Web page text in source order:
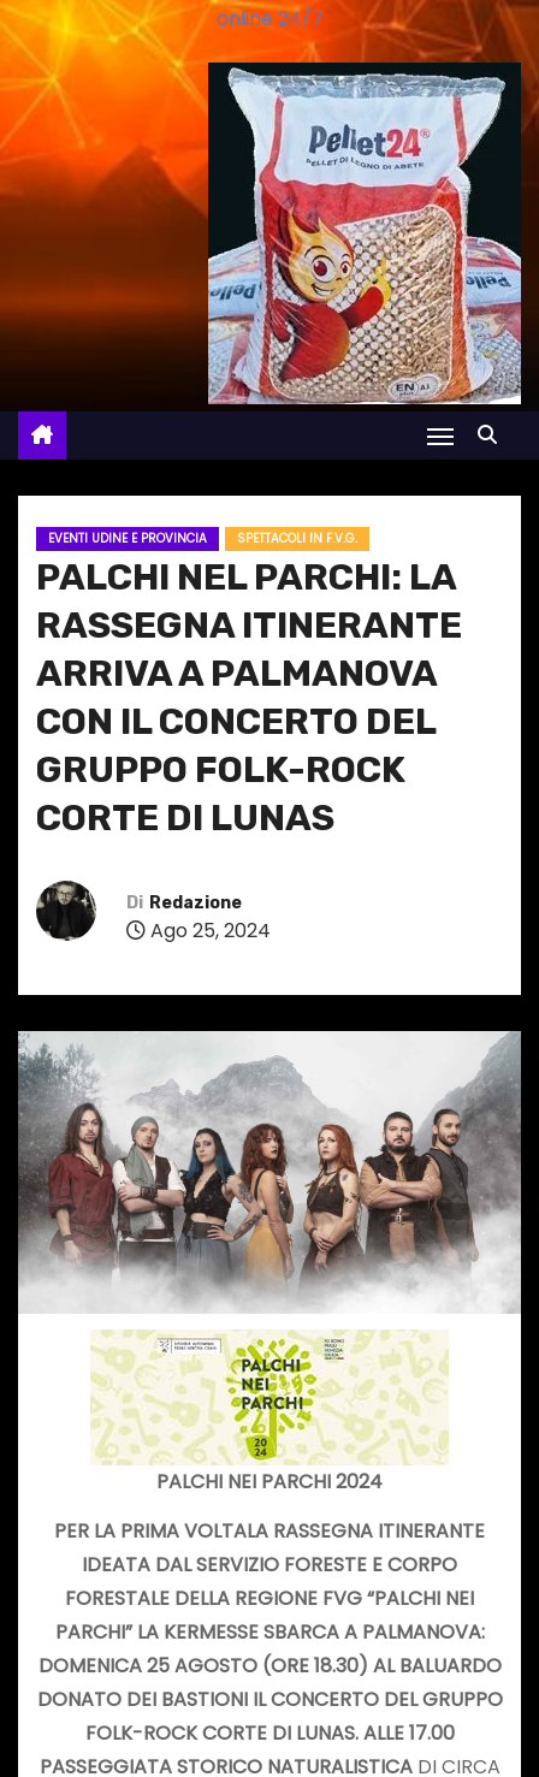
online 24/7
EVENTI UDINE E PROVINCIA SPETTACOLI IN F.V.G.
PALCHI NEL PARCHI: LA
RASSEGNA ITINERANTE
ARRIVA A PALMANOVA
CON IL CONCERTO DEL
GRUPPO FOLK-ROCK
CORTE DI LUNAS
Di Redazione
Ago 25, 2024
PALCHI NEI PARCHI 2024
PER LA PRIMA VOLTALA RASSEGNA ITINERANTE
IDEATA DAL SERVIZIO FORESTE E CORPO
FORESTALE DELLA REGIONE FVG “PALCHI NEI
PARCHI” LA KERMESSE SBARCA A PALMANOVA:
DOMENICA 25 AGOSTO (ORE 18.30) AL BALUARDO
DONATO DEI BASTIONI IL CONCERTO DEL GRUPPO
FOLK-ROCK CORTE DI LUNAS. ALLE 17.00
PASSEGGIATA STORICO NATURALISTICA DI CIRCA